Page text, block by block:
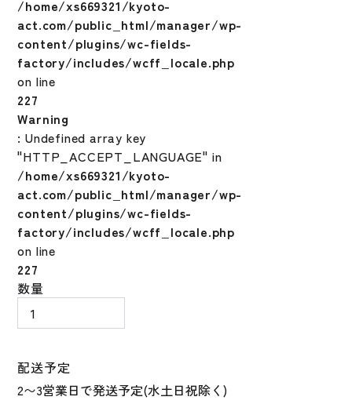
/home/xs669321/kyoto-
act.com/public_html/manager/wp-
content/plugins/wc-fields-
factory/includes/wcff_locale.php
on line
227
配送予定
数量
ミ
ノ
ロ
球
Warning
: Undefined array key
"HTTP_ACCEPT_LANGUAGE" in
/home/xs669321/kyoto-
act.com/public_html/manager/wp-
content/plugins/wc-fields-
factory/includes/wcff_locale.php
on line
227